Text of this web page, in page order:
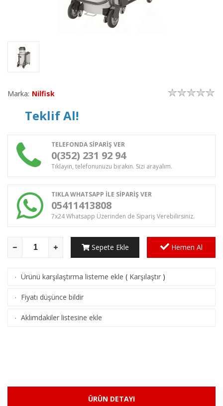
Marka: Nilfisk
Teklif Al!
TELEFONDA SİPARİŞ VER
0(352) 231 92 94
Tıklayın, telefonunuzu bırakın. Sizi arayalım.
TIKLA WHATSAPP İLE SİPARİŞ VER
05411413808
7x24 Whatsapp Üzerinden de Sipariş Verebilirsiniz.
Sepete Ekle Hemen Al
· Ürünü karşılaştırma listeme ekle ( Karşılaştır )
· Fiyatı düşünce bildir
· Aklımdakiler listesine ekle
ÜRÜN DETAYI